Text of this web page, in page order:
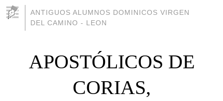
ANTIGUOS ALUMNOS DOMINICOS VIRGEN
DEL CAMINO - LEON
APOSTÓLICOS DE
CORIAS,